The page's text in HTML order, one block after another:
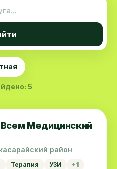
5
Медицинский
район
Терапия УЗИ +1